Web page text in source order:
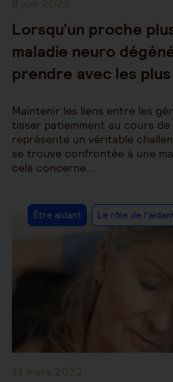
Lorsqu’un proche
maladie neuro
prendre avec les plus
Maintenir les liens entre les
tisser patiemment au cours de
représente un véritable
se trouve confrontée à une
cela concerne…
Post
Category:
Être aidant Le rôle de